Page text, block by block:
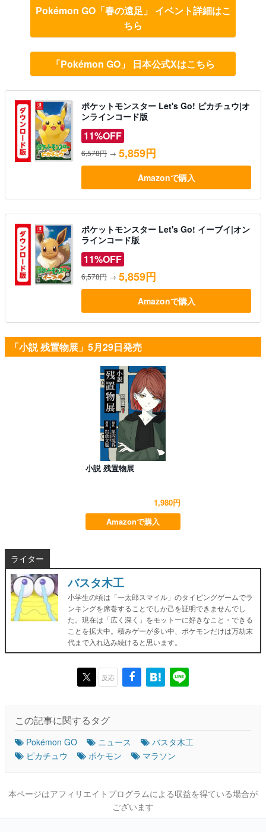
Pokémon GO「春の遠足」 イベント詳細はこ
ちら
「Pokémon GO」 日本公式Xはこちら
ポケットモンスター Let's Go! ピカチュウ|オ
ンラインコード版
11%OFF
6,578円 → 5,859円
Amazonで購入
ポケットモンスター Let's Go! イーブイ|オン
ラインコード版
11%OFF
6,578円 → 5,859円
Amazonで購入
「小説 残置物展」5月29日発売
小説 残置物展
1,980円
Amazonで購入
ライター
バスタ木工
小学生の頃は「一太郎スマイル」のタイピングゲームでラ
ンキングを席巻することでしか己を証明できませんでし
た。現在は「広く深く」をモットーに好きなこと・できる
ことを拡大中。積みゲーが多い中、ポケモンだけは万劫末
代まで入れ込み続けると思います。
反応
この記事に関するタグ
Pokémon GO ニュース
バスタ木工
ピカチュウ
ポケモン マラソン
本ページはアフィリエイトプログラムによる収益を得ている場合が
ございます